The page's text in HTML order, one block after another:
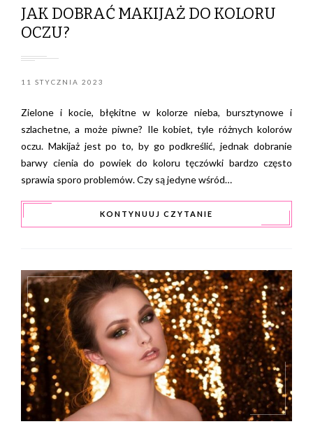
JAK DOBRAĆ MAKIJAŻ DO KOLORU
OCZU?
11 STYCZNIA 2023
Zielone i kocie, błękitne w kolorze nieba, bursztynowe i
szlachetne, a może piwne? Ile kobiet, tyle różnych kolorów
oczu. Makijaż jest po to, by go podkreślić, jednak dobranie
barwy cienia do powiek do koloru tęczówki bardzo często
sprawia sporo problemów. Czy są jedyne wśród…
KONTYNUUJ CZYTANIE